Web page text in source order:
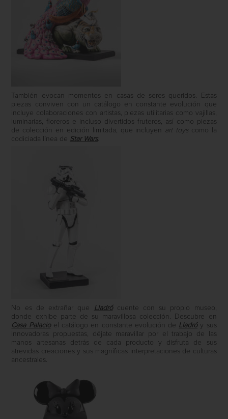
También evocan momentos en casas de seres queridos. Estas
piezas conviven con un catálogo en constante evolución que
incluye colaboraciones con artistas, piezas utilitarias como vajillas,
luminarias, floreros e incluso divertidos fruteros, así como piezas
de colección en edición limitada, que incluyen art toyscomo la
codiciada línea de Star Wars.
No es de extrañar que Lladrócuente con su propio museo,
donde exhibe parte de su maravillosa colección. Descubre en
Casa Palacioel catálogo en constante evolución de Lladróy sus
innovadoras propuestas, déjate maravillar por el trabajo de las
manos artesanas detrás de cada producto y disfruta de sus
atrevidas creaciones y sus magníficas interpretaciones de culturas
ancestrales.